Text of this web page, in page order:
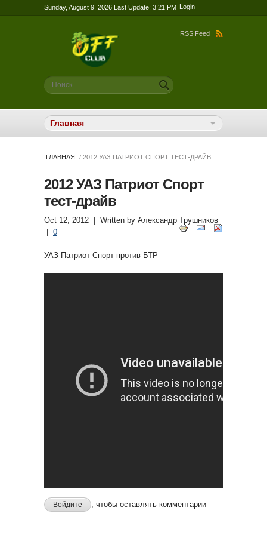
Sunday, August 9, 2026 Last Update: 3:21 PM Login
RSS Feed
Форма поиска
Поиск
ГЛАВНАЯ / 2012 УАЗ ПАТРИОТ СПОРТ ТЕСТ-ДРАЙВ
2012 УАЗ Патриот Спорт
тест-драйв
Oct 12, 2012 | Written by Александр Трушников
0
УАЗ Патриот Спорт против БТР
Войдите , чтобы оставлять комментарии